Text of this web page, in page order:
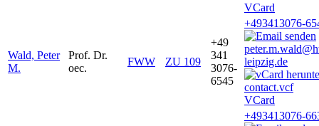
VCard
Wald, Peter
M.
Prof. Dr.
oec.
FWW ZU 109
+49
341
3076-
6545
+493413076-
leipzig.de
VCard
+493413076-